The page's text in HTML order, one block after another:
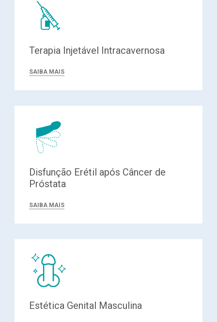
Terapia Injetável Intracavernosa
SAIBA MAIS
Disfunção Erétil após Câncer de
Próstata
SAIBA MAIS
Estética Genital Masculina